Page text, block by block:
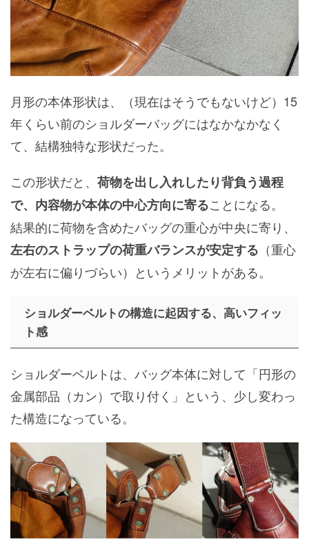
月形の本体形状は、（現在はそうでもないけど）15
年くらい前のショルダーバッグにはなかなかなく
て、結構独特な形状だった。
この形状だと、 荷物を出し入れしたり背負う過程
で、内容物が本体の中心方向に寄ることになる。
結果的に荷物を含めたバッグの重心が中央に寄り、
左右のストラップの荷重バランスが安定する （重心
が左右に偏りづらい）というメリットがある。
ショルダーベルトの構造に起因する、高いフィッ
ト感
ショルダーベルトは、バッグ本体に対して「円形の
金属部品（カン）で取り付く」という、少し変わっ
た構造になっている。